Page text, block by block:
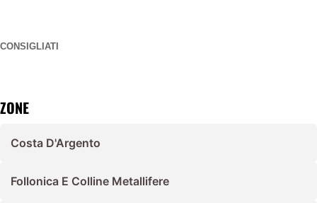
CONSIGLIATI
ZONE
Costa D'Argento
Follonica E Colline Metallifere